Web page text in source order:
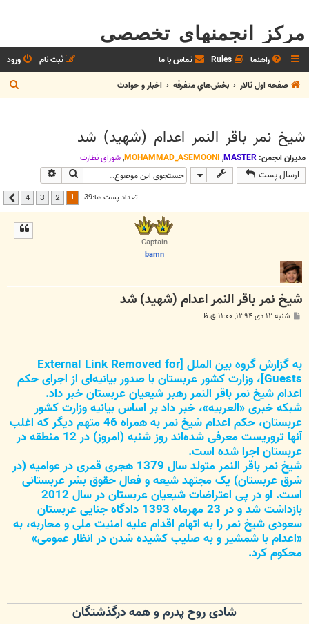
مرکز انجمنهای تخصصی
راهنما Rules تماس با ما ورود
ثبت نام
صفحه اول تالار
بخش‌‌هاي متفرقه اخبار و حوادث
ج
س
شیخ نمر باقر النمر اعدام (شهید) شد
مدیران انجمن: MASTER
,
MOHAMMAD_ASEMOONI
,شوراي نظارت
ارسال پست جستجو
تعداد پست ها:39 2
3
4 بعدی
Captain
bamn
شیخ نمر باقر النمر اعدام (شهید) شد
پ شنبه ۱۲ دی ۱۳۹۴, ۱۱:۰۰ ق.ظ
به گزارش گروه بین الملل [External Link Removed for
Guests]، وزارت کشور عربستان با صدور بیانیه‌ای از اجرای حکم
اعدام شیخ نمر باقر النمر رهبر شیعیان عربستان خبر داد.
شبکه خبری «العربیه»، خبر داد بر اساس بیانیه وزارت کشور
عربستان، حکم اعدام شیخ نمر به همراه 46 متهم دیگر که اغلب
آنها تروریست معرفی شده‌اند روز شنبه (امروز) در 12 منطقه در
عربستان اجرا شده است.
شیخ نمر باقر النمر متولد سال 1379 هجری قمری در عوامیه (در
شرق عربستان) یک مجتهد شیعه و فعال حقوق بشر عربستانی
است. او در پی اعتراضات شیعیان عربستان در سال 2012
بازداشت شد و در 23 مهرماه 1393 دادگاه جنایی عربستان
سعودی شیخ نمر را به اتهام اقدام علیه امنیت ملی و محاربه، به
«اعدام با شمشیر و به صلیب کشیده شدن در انظار عمومی»
محکوم کرد.
شادی روح پدرم و همه درگذشتگان